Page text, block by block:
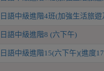
日語中級進階4班(加強生活旅
日語中級進階8 (六下午)
日語中級進階15(六下午)(進度